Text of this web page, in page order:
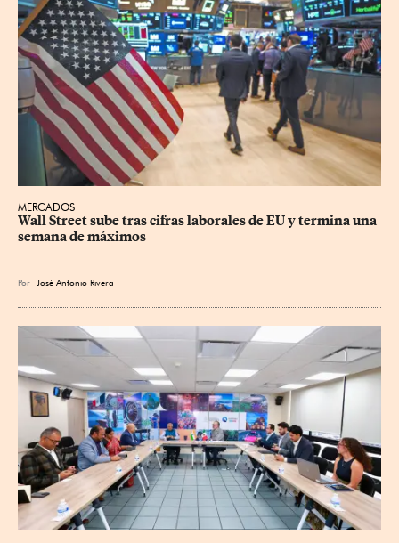
MERCADOS
Wall Street sube tras cifras laborales de EU y termina una
semana de máximos
Por José Antonio Rivera